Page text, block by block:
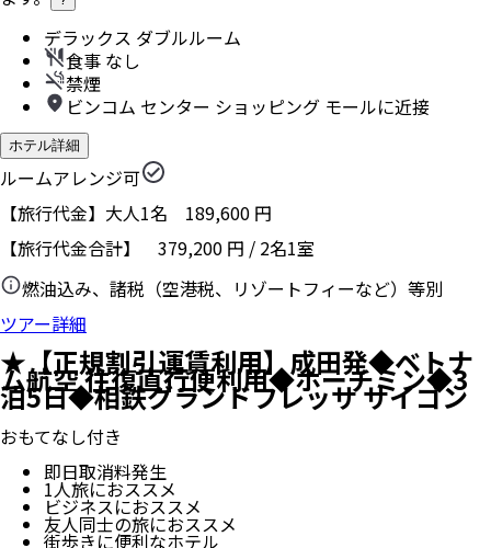
デラックス ダブルルーム
食事 なし
禁煙
ビンコム センター ショッピング モールに近接
ホテル詳細
ルームアレンジ可
【旅行代金】大人1名 189,600 円
【旅行代金合計】 379,200 円 / 2名1室
燃油込み、諸税（空港税、リゾートフィーなど）等別
ツアー詳細
★【正規割引運賃利用】成田発◆ベトナ
ム航空 往復直行便利用◆ホーチミン◆3
泊5日◆相鉄グランドフレッサ サイゴン
おもてなし付き
即日取消料発生
1人旅におススメ
ビジネスにおススメ
友人同士の旅におススメ
街歩きに便利なホテル